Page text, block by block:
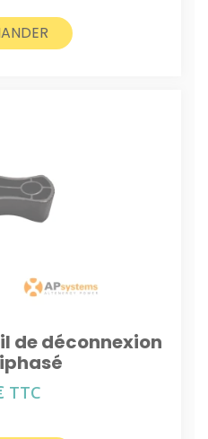
de déconnexion
TTC